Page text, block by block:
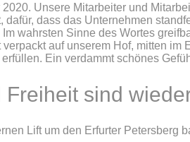
2020. Unsere Mitarbeiter und
dafür, dass das Unternehmen
wahrsten Sinne des Wortes
auf unserem Hof, mitten
Ein verdammt schönes
Freiheit sind